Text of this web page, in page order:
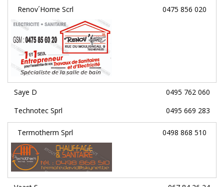
Renov´Home Scrl 0475 856 020
Saye D
0495 762 060
Technotec Sprl
0495 669 283
Termotherm Sprl 0498 868 510